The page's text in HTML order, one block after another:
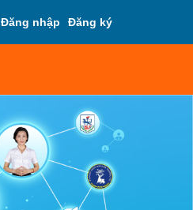
Đăng nhập Đăng ký